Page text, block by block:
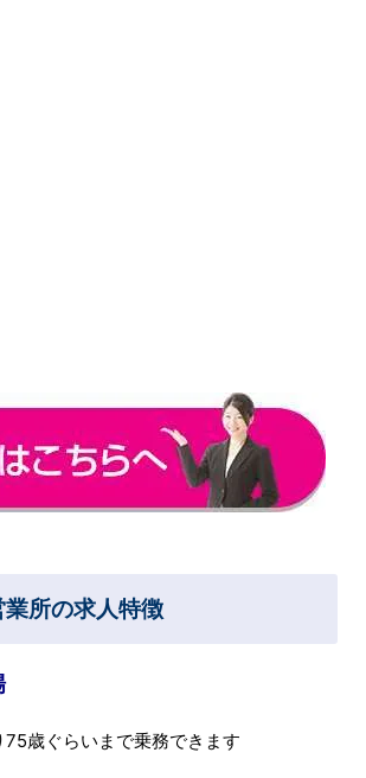
所の求人特徴
歳ぐらいまで乗務できます